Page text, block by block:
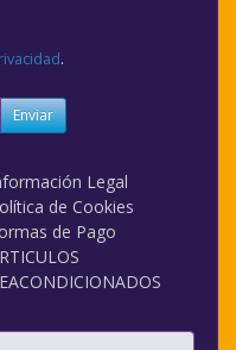
.
Enviar
Legal
de Cookies
de Pago